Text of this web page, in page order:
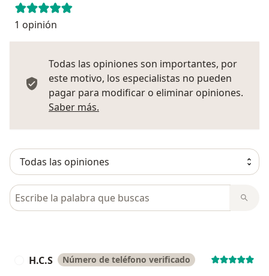
1 opinión
Todas las opiniones son importantes, por
este motivo, los especialistas no pueden
pagar para modificar o eliminar opiniones.
Saber más.
Busca en opiniones
H.C.S Número de teléfono verificado